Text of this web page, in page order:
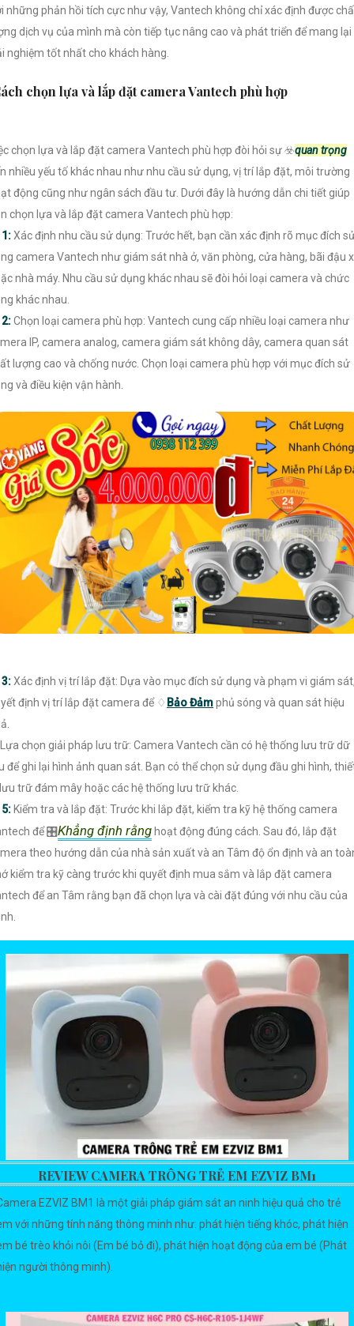
những phản hồi tích cực như vậy, Vantech không chỉ xác định được
dịch vụ của mình mà còn tiếp tục nâng cao và phát triển để mang lại
nghiệm tốt nhất cho khách hàng.
chọn lựa và lắp đặt camera Vantech phù hợp
chọn lựa và lắp đặt camera Vantech phù hợp đòi hỏi sự ☣️quan trọng
nhiều yếu tố khác nhau như nhu cầu sử dụng, vị trí lắp đặt, môi trường
động cũng như ngân sách đầu tư. Dưới đây là hướng dẫn chi tiết giúp
chọn lựa và lắp đặt camera Vantech phù hợp:
1:Xác định nhu cầu sử dụng: Trước hết, bạn cần xác định rõ mục đích
camera Vantech như giám sát nhà ở, văn phòng, cửa hàng, bãi đậu
nhà máy. Nhu cầu sử dụng khác nhau sẽ đòi hỏi loại camera và chức
khác nhau.
2:Chọn loại camera phù hợp: Vantech cung cấp nhiều loại camera như
IP, camera analog, camera giám sát không dây, camera quan sát
lượng cao và chống nước. Chọn loại camera phù hợp với mục đích sử
và điều kiện vận hành.
3:Xác định vị trí lắp đặt: Dựa vào mục đích sử dụng và phạm vi giám
định vị trí lắp đặt camera để ♢ Bảo Đảmphủ sóng và quan sát hiệu
chọn giải pháp lưu trữ: Camera Vantech cần có hệ thống lưu trữ dữ
để ghi lại hình ảnh quan sát. Bạn có thể chọn sử dụng đầu ghi hình,
trữ đám mây hoặc các hệ thống lưu trữ khác.
5: Kiểm tra và lắp đặt: Trước khi lắp đặt, kiểm tra kỹ hệ thống camera
để 🎛Khẳng định rằng hoạt động đúng cách. Sau đó, lắp đặt
theo hướng dẫn của nhà sản xuất và an Tâm độ ổn định và an
kiểm tra kỹ càng trước khi quyết định mua sắm và lắp đặt camera
để an Tâm rằng bạn đã chọn lựa và cài đặt đúng với nhu cầu của
REVIEW CAMERA TRÔNG TRẺ EM EZVIZ BM1
EZVIZ BM1 là một giải pháp giám sát an ninh hiệu quả cho trẻ
với những tính năng thông minh như: phát hiện tiếng khóc, phát hiện
bé trèo khỏi nôi (Em bé bỏ đi), phát hiện hoạt động của em bé (Phát
người thông minh).